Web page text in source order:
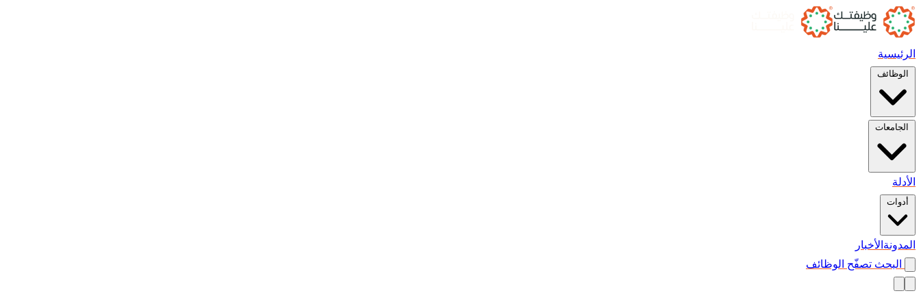
الرئيسية
الوظائف
الجامعات
الأدلة
أدوات
المدونة الأخبار
البحث تصفّح الوظائف